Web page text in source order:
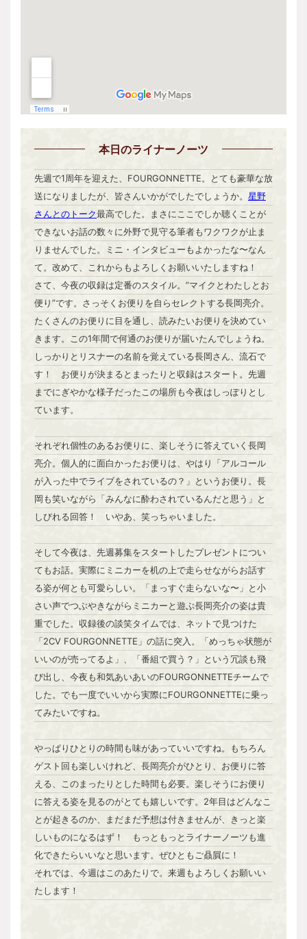
本日のライナーノーツ
先週で1周年を迎えた、FOURGONNETTE。とても豪華な放
送になりましたが、皆さんいかがでしたでしょうか。 星野
さんとのトーク最高でした。まさにここでしか聴くことが
できないお話の数々に外野で見守る筆者もワクワクが止ま
りませんでした。ミニ・インタビューもよかったな〜なん
て。改めて、これからもよろしくお願いいたしますね！
さて、今夜の収録は定番のスタイル。”マイクとわたしとお
便り”です。さっそくお便りを自らセレクトする長岡亮介。
たくさんのお便りに目を通し、読みたいお便りを決めてい
きます。この1年間で何通のお便りが届いたんでしょうね。
しっかりとリスナーの名前を覚えている長岡さん、流石で
す！ お便りが決まるとまったりと収録はスタート。先週
までにぎやかな様子だったこの場所も今夜はしっぽりとし
ています。
それぞれ個性のあるお便りに、楽しそうに答えていく長岡
亮介。個人的に面白かったお便りは、やはり「アルコール
が入った中でライブをされているの？」というお便り。長
岡も笑いながら「みんなに酔わされているんだと思う」と
しびれる回答！ いやあ、笑っちゃいました。
そして今夜は、先週募集をスタートしたプレゼントについ
てもお話。実際にミニカーを机の上で走らせながらお話す
る姿が何とも可愛らしい。「まっすぐ走らないな〜」と小
さい声でつぶやきながらミニカーと遊ぶ長岡亮介の姿は貴
重でした。収録後の談笑タイムでは、ネットで見つけた
「2CV FOURGONNETTE」の話に突入。「めっちゃ状態が
いいのが売ってるよ」、「番組で買う？」という冗談も飛
び出し、今夜も和気あいあいのFOURGONNETTEチームで
した。でも一度でいいから実際にFOURGONNETTEに乗っ
てみたいですね。
やっぱりひとりの時間も味があっていいですね。もちろん
ゲスト回も楽しいけれど、長岡亮介がひとり、お便りに答
える、このまったりとした時間も必要。楽しそうにお便り
に答える姿を見るのがとても嬉しいです。2年目はどんなこ
とが起きるのか、まだまだ予想は付きませんが、きっと楽
しいものになるはず！ もっともっとライナーノーツも進
化できたらいいなと思います。ぜひともご贔屓に！
それでは、今週はこのあたりで。来週もよろしくお願いい
たします！